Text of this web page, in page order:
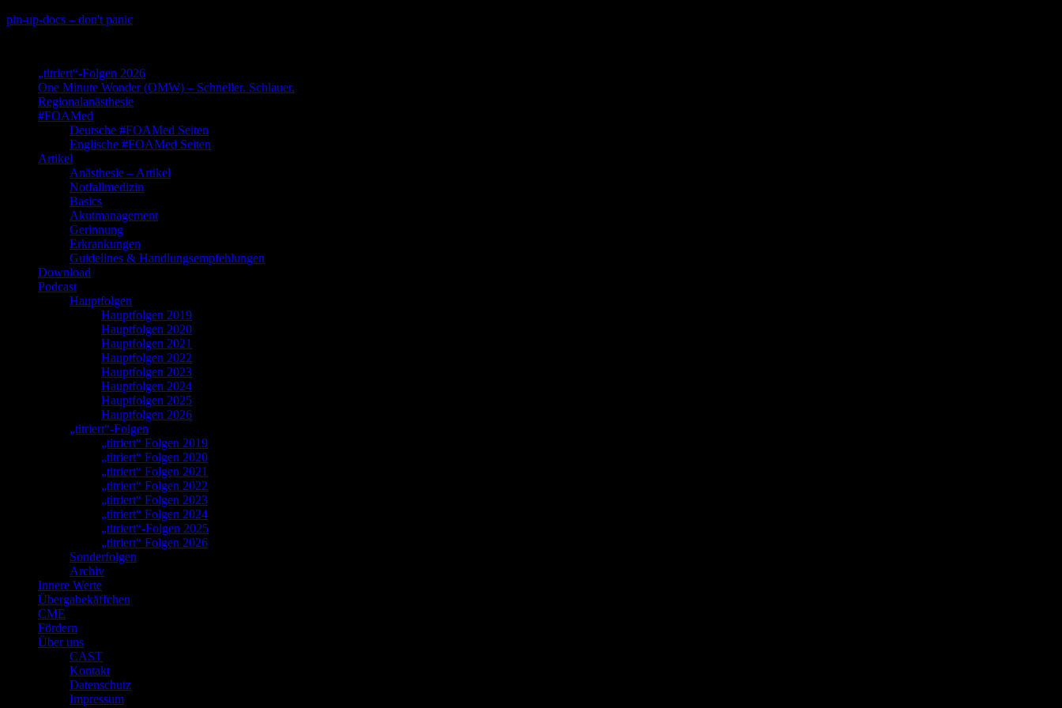
Skip
pin-up-docs – don't panic
„titriert“-Folgen 2026
One Minute Wonder (OMW) – Schneller. Schlauer.
Regionalanästhesie
#FOAMed
Deutsche #FOAMed Seiten
Englische #FOAMed Seiten
Artikel
Anästhesie – Artikel
Notfallmedizin
Basics
Akutmanagement
Gerinnung
Erkrankungen
Guidelines & Handlungsempfehlungen
Download
Podcast
Hauptfolgen
Hauptfolgen 2019
Hauptfolgen 2020
Hauptfolgen 2021
Hauptfolgen 2022
Hauptfolgen 2023
Hauptfolgen 2024
Hauptfolgen 2025
Hauptfolgen 2026
„titriert“-Folgen
„titriert“ Folgen 2019
„titriert“ Folgen 2020
„titriert“ Folgen 2021
„titriert“ Folgen 2022
„titriert“ Folgen 2023
„titriert“ Folgen 2024
„titriert“-Folgen 2025
„titriert“ Folgen 2026
Sonderfolgen
Archiv
Innere Werte
Übergabekäffchen
CME
Fördern
Über uns
CAST
Kontakt
Datenschutz
Impressum